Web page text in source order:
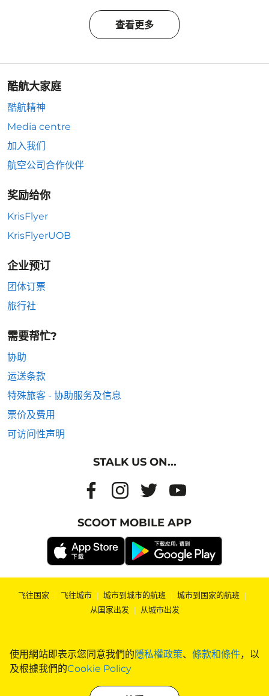
使用網站即表示您同意我們的隱私權政策、 條款和條件，以
及根據我們的Cookie Policy
查看更多
酷航大家庭
酷航精神
Media centre
加入我们
航空公司合作伙伴
奖励给你
KrisFlyer
KrisFlyerUOB
企业预订
团体订票
旅行社
需要帮忙?
协助
运送条款
特殊旅客 - 协助服务及信息
票价及费用
可访问性声明
STALK US ON...
SCOOT MOBILE APP
飞往国家 | 飞往城市 | 城市到城市的航班 | 城市到国家的航班 |
从国家出发 | 从城市出发